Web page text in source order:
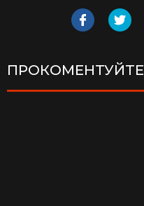
ПРОКОМЕНТУЙТЕ